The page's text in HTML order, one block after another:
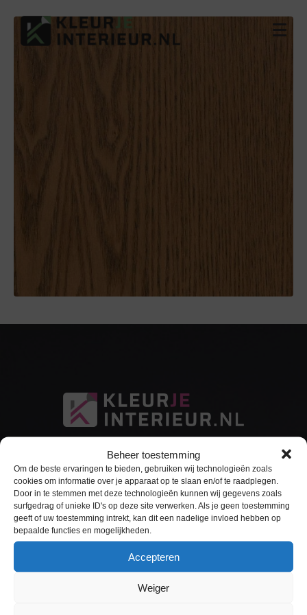
Beheer toestemming
Om de beste ervaringen te bieden, gebruiken wij technologieën zoals
cookies om informatie over je apparaat op te slaan en/of te raadplegen.
Door in te stemmen met deze technologieën kunnen wij gegevens zoals
surfgedrag of unieke ID's op deze site verwerken. Als je geen toestemming
geeft of uw toestemming intrekt, kan dit een nadelige invloed hebben op
bepaalde functies en mogelijkheden.
Accepteren
Weiger
Sitemap
Home
Interieurfolie